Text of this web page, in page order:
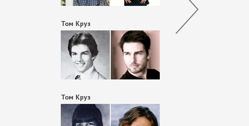
Том Круз
Том Круз